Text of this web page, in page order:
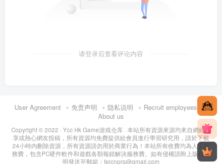
请登录后查看评论内容
User Agreement 免责声明 隐私说明
Recruit employees
About us
Copyright © 2022 · Ycc Hk Game游戏仓库 · 本站所有資源來源均來自網絡分
享或熱心網友投稿，所有資源均免費提供給會員進行學習研究用，請於下載
24小時內刪除資源，所有資源請勿用於商業行為！本站所有收費均為人工服
務費，包含PC硬件軟件和遊戲各類報錯解決服務費。如有侵權請附上版權證
明發送至郵箱：feicnprg@gmail.com